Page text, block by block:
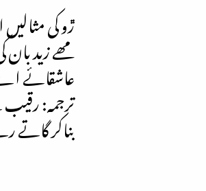
ڙو کی
مھے زید
عاشقائے
ترجمہ:
بناکر